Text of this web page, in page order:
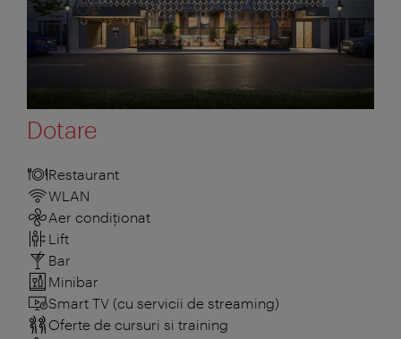
Dotare
Restaurant
WLAN
Aer condiționat
Lift
Bar
Minibar
Smart TV (cu servicii de streaming)
Oferte de cursuri si training